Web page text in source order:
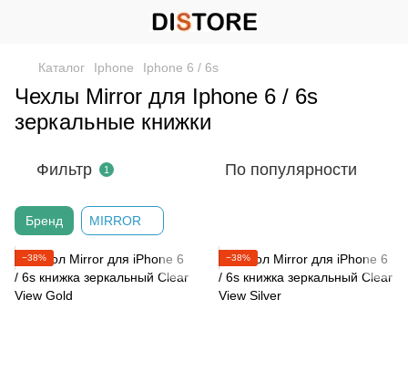
Каталог Iphone Iphone 6 / 6s
Чехлы Mirror для Iphone 6 / 6s
зеркальные книжки
Фильтр 1 По популярности
Бренд MIRROR
−38% −38%